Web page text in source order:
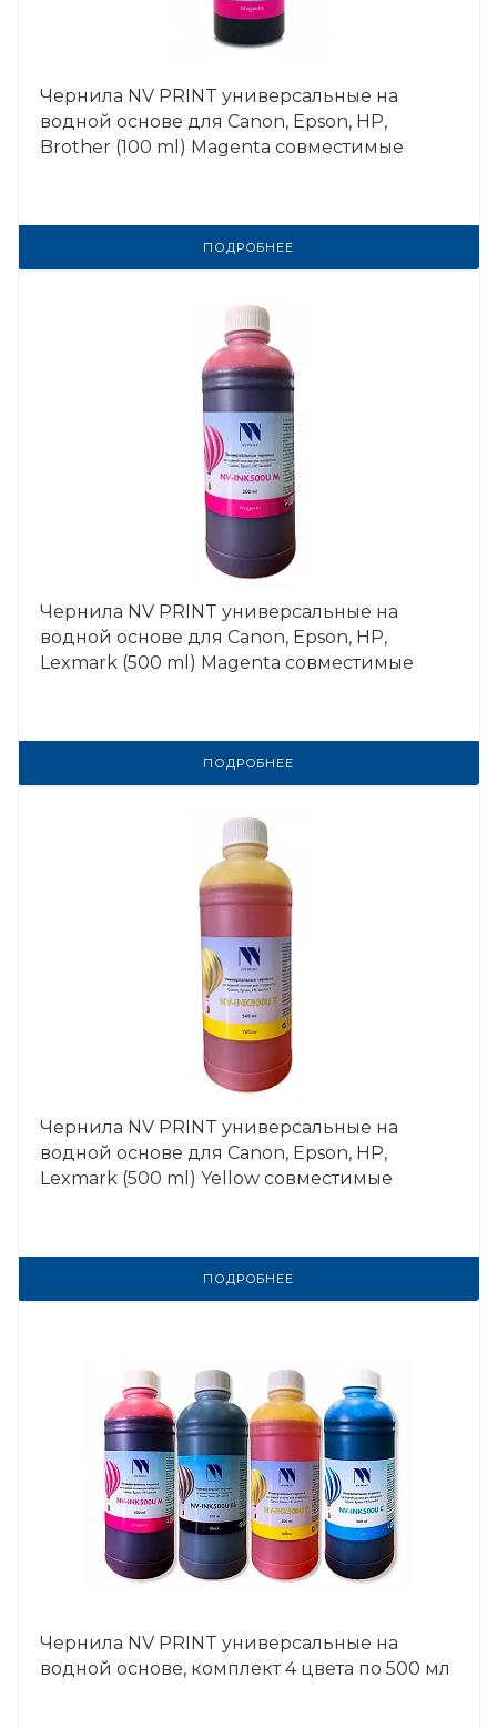
Чернила NV PRINT универсальные на
водной основе для Сanon, Epson, НР,
Brother (100 ml) Magenta совместимые
ПОДРОБНЕЕ
Чернила NV PRINT универсальные на
водной основе для Сanon, Epson, НР,
Lexmark (500 ml) Magenta совместимые
ПОДРОБНЕЕ
Чернила NV PRINT универсальные на
водной основе для Сanon, Epson, НР,
Lexmark (500 ml) Yellow совместимые
ПОДРОБНЕЕ
Чернила NV PRINT универсальные на
водной основе, комплект 4 цвета по 500 мл